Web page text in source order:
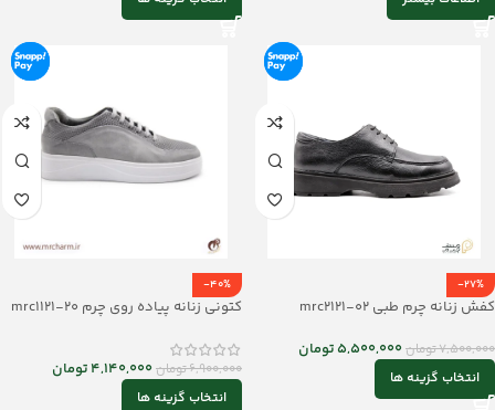
-27%
کفش زنانه چرم طبی mrc2121-02
7,500,000تومان5,500,000تومان
انتخاب گزینه ها
-40%
کتونی زنانه پیاده روی چرم mrc1121-20
6,900,000تومان4,140,000تومان
انتخاب گزینه ها